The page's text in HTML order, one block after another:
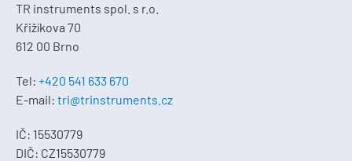
TR instruments spol. s r.o.
Křižíkova 70
612 00 Brno
Tel: +420 541 633 670
E-mail: tri@trinstruments.cz
IČ: 15530779
DIČ: CZ15530779